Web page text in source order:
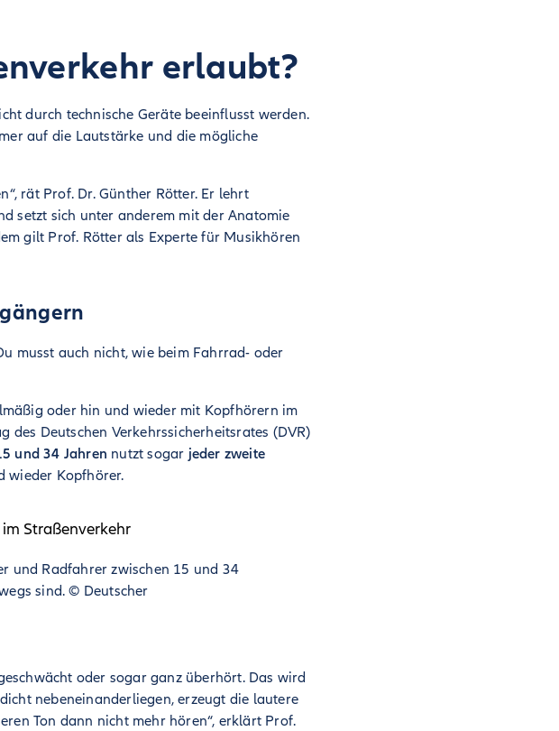
erlaubt?
durch technische Geräte beeinflusst werden.
auf die Lautstärke und die mögliche
rät Prof. Dr. Günther Rötter. Er lehrt
setzt sich unter anderem mit der Anatomie
gilt Prof. Rötter als Experte für Musikhören
musst auch nicht, wie beim Fahrrad- oder
oder hin und wieder mit Kopfhörern im
Deutschen Verkehrssicherheitsrates (DVR)
und 34 Jahren nutzt sogar jeder zweite
wieder Kopfhörer.
und Radfahrer zwischen 15 und 34
sind. © Deutscher
oder sogar ganz überhört. Das wird
nebeneinanderliegen, erzeugt die lautere
Ton dann nicht mehr hören“, erklärt Prof.